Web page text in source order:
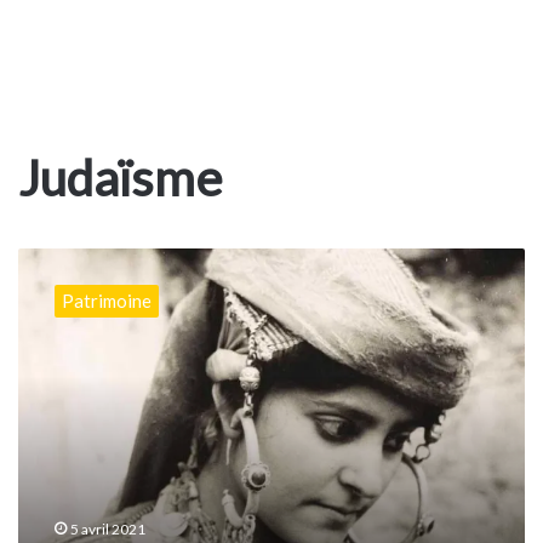
Judaïsme
La
Question
Patrimoine
5 avril 2021